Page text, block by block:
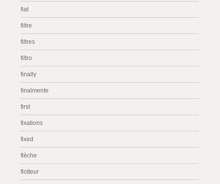
fiat
filtre
filtres
filtro
finally
finalmente
first
fixations
fixed
flèche
flotteur